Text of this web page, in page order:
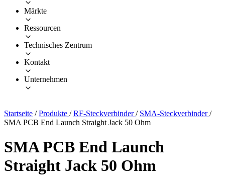
Märkte
Ressourcen
Technisches Zentrum
Kontakt
Unternehmen
Startseite / Produkte / RF-Steckverbinder/ SMA-Steckverbinder/
SMA PCB End Launch Straight Jack 50 Ohm
SMA PCB End Launch
Straight Jack 50 Ohm